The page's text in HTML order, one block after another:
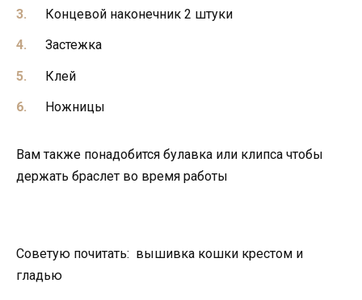
Концевой наконечник 2 штуки
Застежка
Клей
Ножницы
Вам также понадобится булавка или клипса чтобы
держать браслет во время работы
Советую почитать: вышивка кошки крестом и
гладью